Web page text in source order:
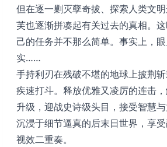
但在逐一剿灭孽奇拔、探索人类文
芙也逐渐拼凑起有关过去的真相。
己的任务并不那么简单。事实上，
实……
手持利刃在残破不堪的地球上披荆
疾速打斗。释放优雅又凌厉的连击
升级，迎战史诗级头目，接受智慧与
沉浸于细节逼真的后末日世界，享
视效二重奏。